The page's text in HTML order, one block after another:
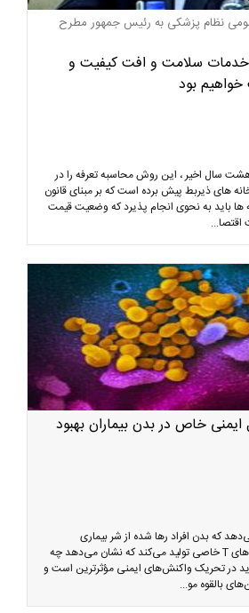
نظام پزشکی به رئیس جمهور مطرح
سلامت و افت کیفیت و
بود
سال اخیر ، این روش محاسبه تعرفه را در
های ذیربط پیش برده است که بر مبنای قانون
ها باید به نحوی انجام پذیرد که وضعیت قیمت
خاص در بدن بیماران بهبود
که بدن افراد رها شده از شر بیماری
کووید-19 پادتن‌ها و سلول‌های T خاصی تولید می‌کند که نشان می‌دهد چه
در تحریک واکنش‌های ایمنی مؤثرترین است و
بالقوه مو...